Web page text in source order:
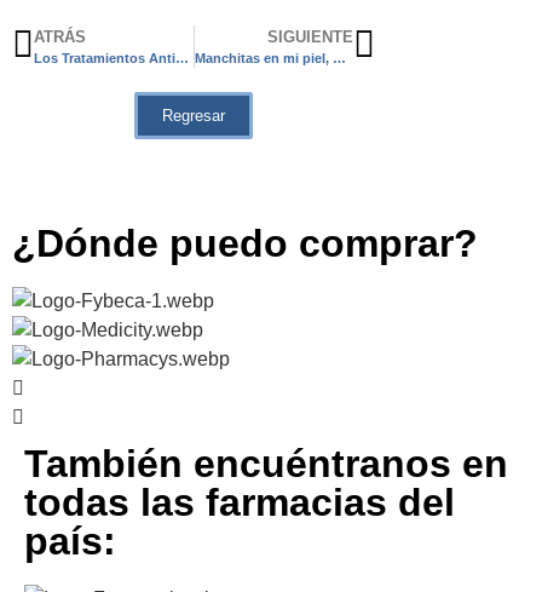
ATRÁS
Los Tratamientos Antiage sí pueden ser personalizados
SIGUIENTE
Manchitas en mi piel, ¿qué puedo hacer para prevenirlas y no empeorar el problema?
Regresar
¿Dónde puedo comprar?
También encuéntranos en
todas las farmacias del
país: